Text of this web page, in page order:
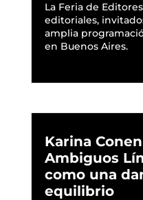
La Feria de
editoriales,
amplia
en Buenos Aires.
Karina
Ambiguos
como una
equilibrio